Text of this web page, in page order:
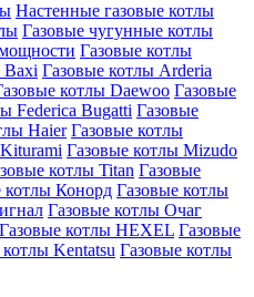
Настенные газовые котлы
Газовые чугунные котлы
Газовые котлы
Baxi Газовые котлы Arderia
котлы Daewoo Газовые
Federica Bugatti Газовые
Haier Газовые котлы
Газовые котлы Mizudo
котлы Titan Газовые
котлы Конорд Газовые котлы
Газовые котлы Очаг
Газовые котлы HEXEL Газовые
Kentatsu Газовые котлы